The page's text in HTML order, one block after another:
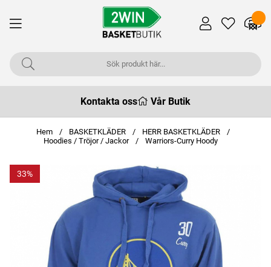
Kontakta oss Vår Butik
Hem BASKETKLÄDER
HERR BASKETKLÄDER
Hoodies / Tröjor / Jackor
Warriors-Curry Hoody
33